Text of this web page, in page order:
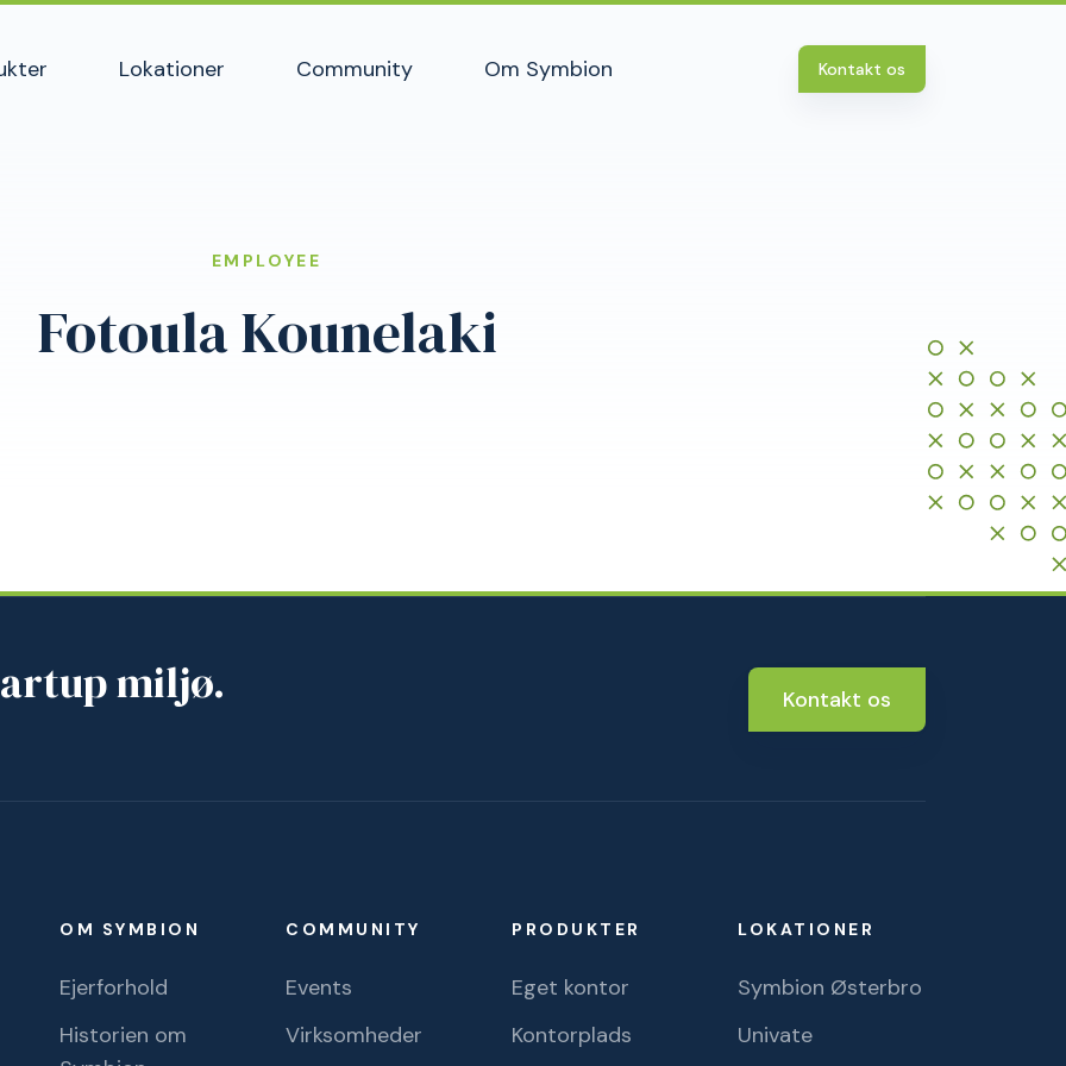
Lokationer Community Om Symbion Kontakt os
EMPLOYEE
Fotoula Kounelaki
miljø. Kontakt os
OM SYMBION
Ejerforhold
Historien om
COMMUNITY
Events
Virksomheder
PRODUKTER
Eget kontor
Kontorplads
LOKATIONER
Symbion Østerbro
Univate